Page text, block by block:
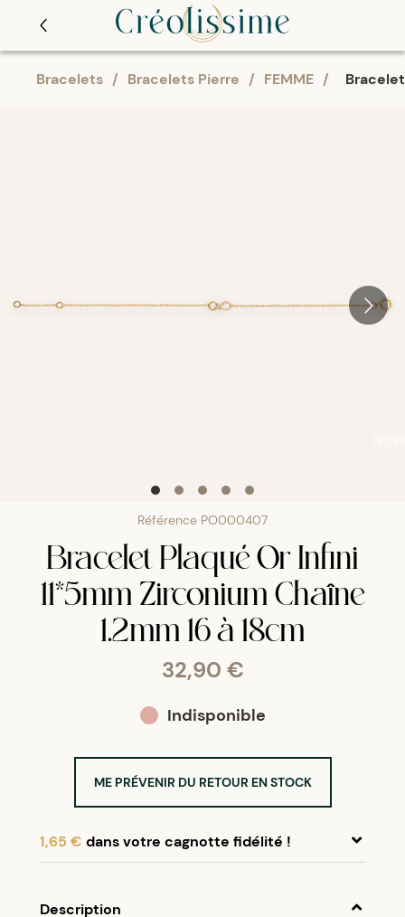
Bracelets / Bracelets Pierre / FEMME /
Référence PO000407
Bracelet Plaqué Or Infini
11*5mm Zirconium Chaîne
1.2mm 16 à 18cm
32,90 €
Indisponible
ME PRÉVENIR DU RETOUR EN STOCK
1,65 € dans votre cagnotte fidélité !
Description